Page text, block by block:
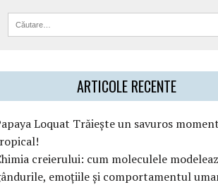
ARTICOLE RECENTE
Loquat Trăiește un savuros moment
creierului: cum moleculele
emoțiile și comportamentul